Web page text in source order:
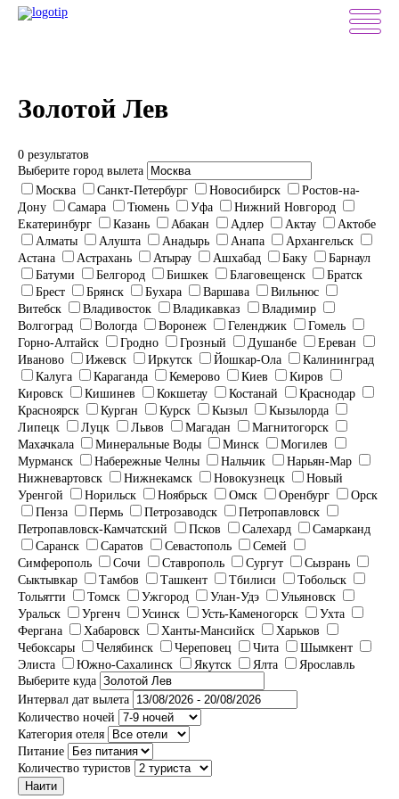
Золотой Лев
0 результатов
Выберите город вылета
Москва
Санкт-Петербург Новосибирск
Ростов-на-
Дону
Самара Тюмень Уфа
Нижний Новгород
Екатеринбург
Казань Абакан Адлер Актау
Актобе
Алматы
Алушта Анадырь Анапа
Архангельск
Астана
Астрахань Атырау Ашхабад Баку
Барнаул
Батуми
Белгород Бишкек Благовещенск
Братск
Брест
Брянск Бухара Варшава
Вильнюс
Витебск
Владивосток Владикавказ
Владимир
Волгоград
Вологда Воронеж Геленджик
Гомель
Горно-Алтайск
Гродно Грозный Душанбе
Ереван
Иваново
Ижевск Иркутск Йошкар-Ола
Калининград
Калуга
Караганда Кемерово Киев
Киров
Кировск
Кишинев Кокшетау Костанай
Краснодар
Красноярск
Курган Курск Кызыл
Кызылорда
Липецк
Луцк Львов Магадан
Магнитогорск
Махачкала
Минеральные Воды Минск
Могилев
Мурманск
Набережные Челны Нальчик
Нарьян-Мар
Нижневартовск
Нижнекамск Новокузнецк
Новый
Уренгой
Норильск Ноябрьск Омск Оренбург
Орск
Пенза
Пермь Петрозаводск
Петропавловск
Петропавловск-Камчатский
Псков Салехард
Самарканд
Саранск
Саратов Севастополь
Семей
Симферополь
Сочи Ставрополь Сургут
Сызрань
Сыктывкар
Тамбов Ташкент Тбилиси
Тобольск
Тольятти
Томск Ужгород Улан-Удэ
Ульяновск
Уральск
Ургенч Усинск Усть-Каменогорск
Ухта
Фергана
Хабаровск Ханты-Мансийск
Харьков
Чебоксары
Челябинск Череповец Чита
Шымкент
Элиста
Южно-Сахалинск Якутск Ялта
Ярославль
Выберите куда
Интервал дат вылета
Количество ночей
Категория отеля
Питание
Количество туристов
Наити